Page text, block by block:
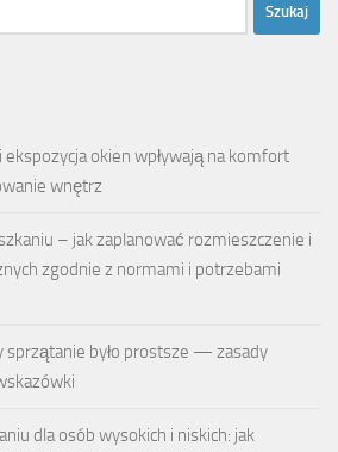
ekspozycja okien wpływają na komfort
wnętrz
– jak zaplanować rozmieszczenie i
zgodnie z normami i potrzebami
sprzątanie było prostsze — zasady
dla osób wysokich i niskich: jak